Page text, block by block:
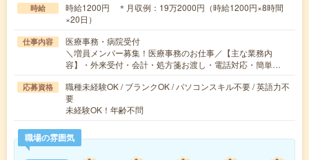
時給
時給1200円 ＊月収例：19万2000円（時給1200円×8時間
×20日）
仕事内容
医療事務・病院受付
＼増員メンバー募集！医療事務のお仕事／【主な業務内
容】・外来受付・会計・処方箋お渡し・電話対応・簡単…
応募資格
職種未経験OK / ブランクOK / パソコンスキル不要 / 英語力不
要
未経験OK！年齢不問
職場の雰囲気